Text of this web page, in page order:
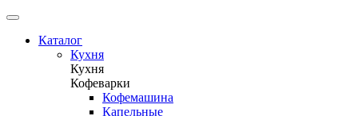
Каталог
Кухня
Кухня
Кофеварки
Кофемашина
Капельные